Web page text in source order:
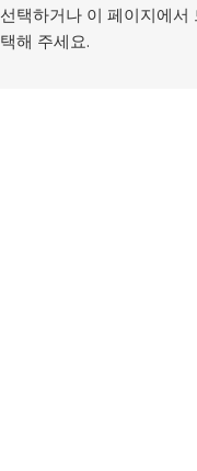
선택하거나 이 페이지에서
택해 주세요.